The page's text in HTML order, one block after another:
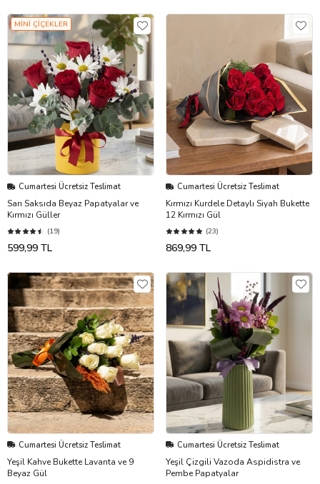
MİNİ ÇİÇEKLER
Cumartesi Ücretsiz Teslimat
Sarı Saksıda Beyaz Papatyalar ve
Kırmızı Güller
(19)
599,99 TL
Cumartesi Ücretsiz Teslimat
Kırmızı Kurdele Detaylı Siyah Bukette
12 Kırmızı Gül
(23)
869,99 TL
Cumartesi Ücretsiz Teslimat
Yeşil Kahve Bukette Lavanta ve 9
Beyaz Gül
Cumartesi Ücretsiz Teslimat
Yeşil Çizgili Vazoda Aspidistra ve
Pembe Papatyalar